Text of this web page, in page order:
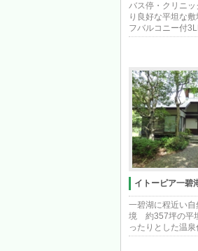
バス停・クリニ
り良好な平坦な
フバルコニー付
イトーピア一碧
一碧湖に程近い
境 約357坪の平
ったりとした温